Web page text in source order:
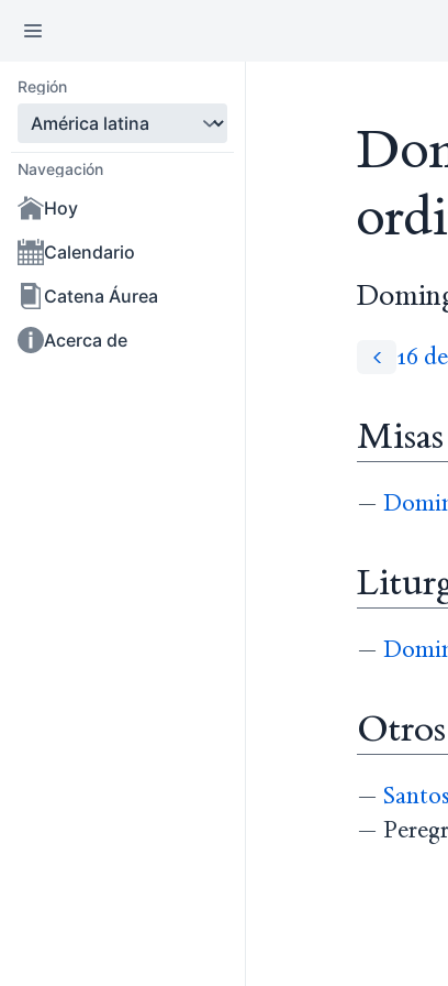
Región
Navegación
Hoy
Calendario
Catena Áurea
Acerca de
16
Misas
—
—
Otros
—
—